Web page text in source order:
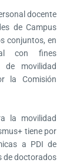
docente
de Campus
conjuntos, en
confines
de movilidad
la Comisión
la movilidad
tiene por
a PDI de
de doctorados